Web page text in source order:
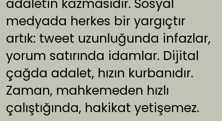
adaletin kazmasıdır. Sosyal
medyada herkes bir yargıçtır
artık: tweet uzunluğunda infazlar,
yorum satırında idamlar. Dijital
çağda adalet, hızın kurbanıdır.
Zaman, mahkemeden hızlı
çalıştığında, hakikat yetişemez.